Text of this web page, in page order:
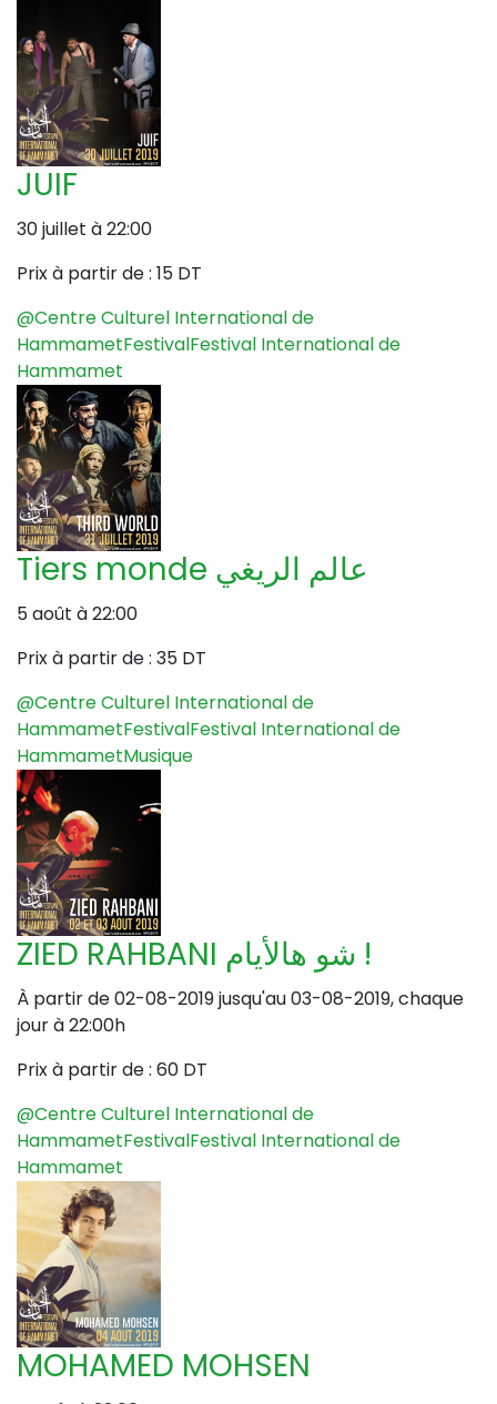
JUIF
30 juillet à 22:00
Prix à partir de : 15 DT
@Centre Culturel International de
HammametFestivalFestival International de
Hammamet
Tiers monde عالم الريغي
5 août à 22:00
Prix à partir de : 35 DT
@Centre Culturel International de
HammametFestivalFestival International de
HammametMusique
ZIED RAHBANI شو هالأيام !
À partir de 02-08-2019 jusqu'au 03-08-2019, chaque
jour à 22:00h
Prix à partir de : 60 DT
@Centre Culturel International de
HammametFestivalFestival International de
Hammamet
MOHAMED MOHSEN